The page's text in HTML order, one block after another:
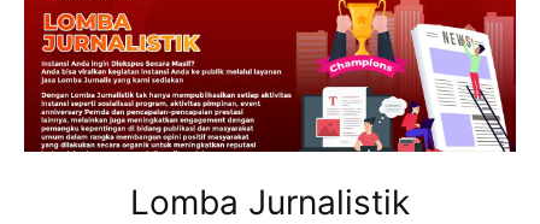
Lomba Jurnalistik